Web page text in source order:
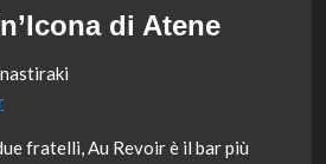
di Atene
fratelli, Au Revoir è il bar più